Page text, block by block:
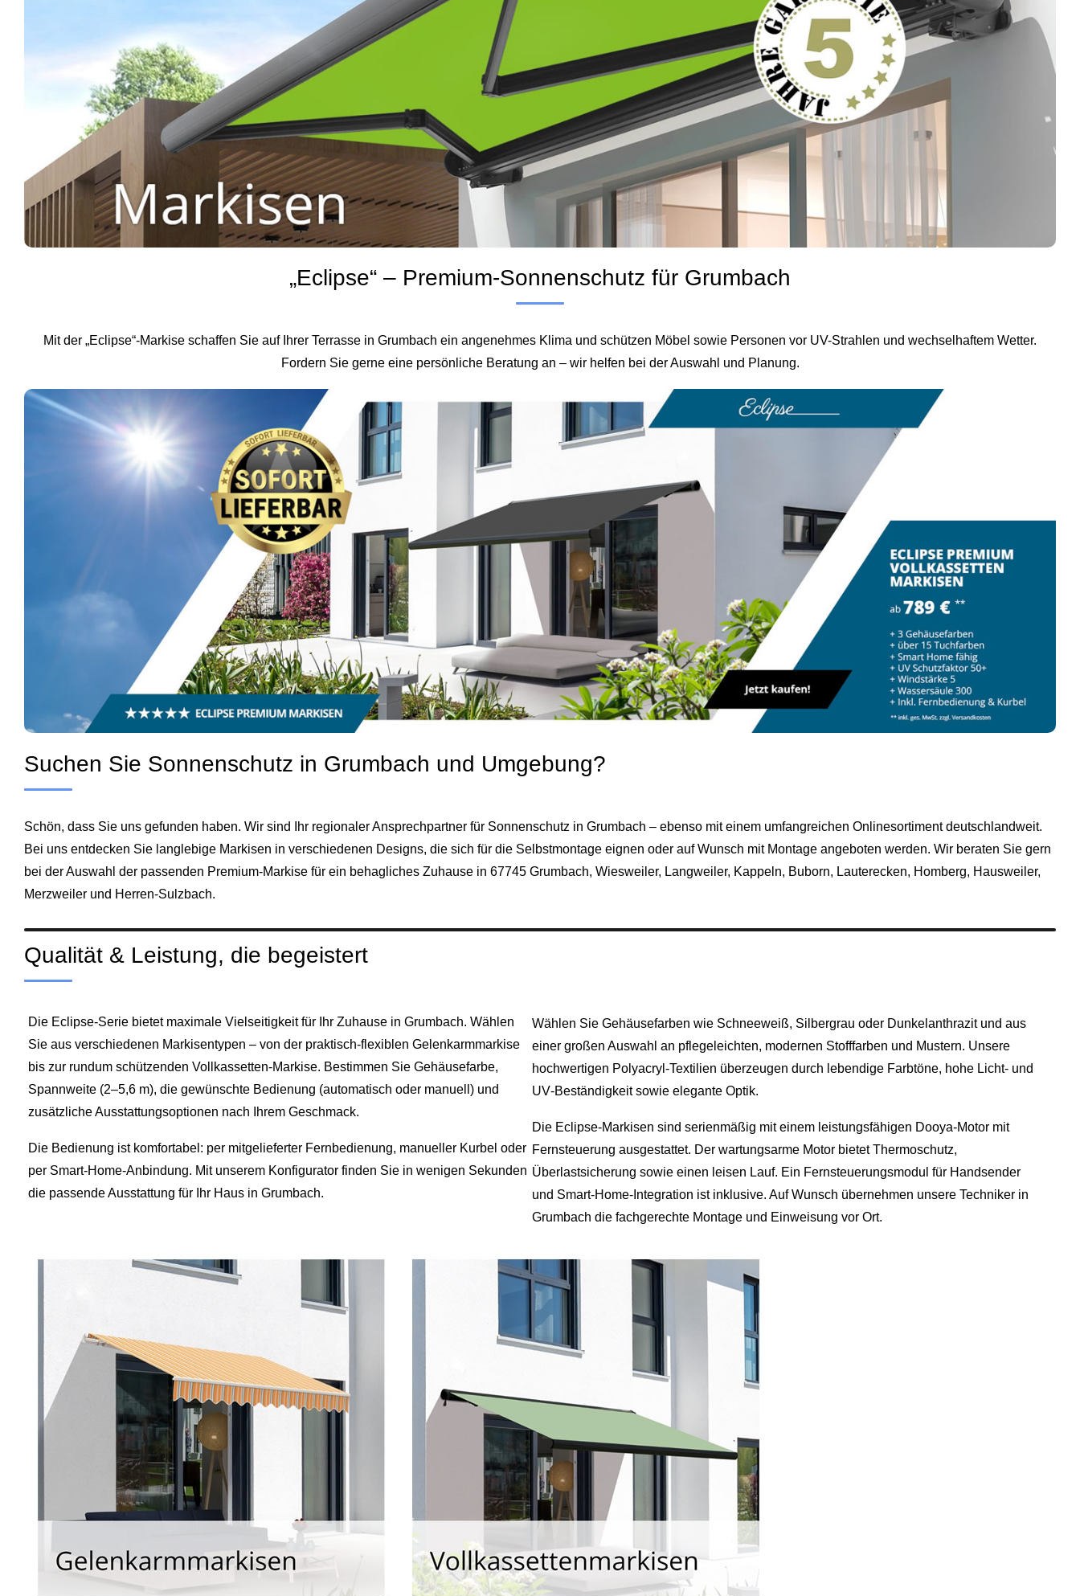
„Eclipse“ – Premium-Sonnenschutz für Grumbach
Mit der „Eclipse“-Markise schaffen Sie auf Ihrer Terrasse in Grumbach ein angenehmes Klima und schützen Möbel sowie Personen vor UV-Strahlen und wechselhaftem Wetter.
Fordern Sie gerne eine persönliche Beratung an – wir helfen bei der Auswahl und Planung.
Suchen Sie Sonnenschutz in Grumbach und Umgebung?
Schön, dass Sie uns gefunden haben. Wir sind Ihr regionaler Ansprechpartner für Sonnenschutz in Grumbach – ebenso mit einem umfangreichen Onlinesortiment deutschlandweit.
Bei uns entdecken Sie langlebige Markisen in verschiedenen Designs, die sich für die Selbstmontage eignen oder auf Wunsch mit Montage angeboten werden. Wir beraten Sie gern
bei der Auswahl der passenden Premium-Markise für ein behagliches Zuhause in 67745 Grumbach, Wiesweiler, Langweiler, Kappeln, Buborn, Lauterecken, Homberg, Hausweiler,
Merzweiler und Herren-Sulzbach.
Qualität & Leistung, die begeistert
Die Eclipse-Serie bietet maximale Vielseitigkeit für Ihr Zuhause in Grumbach. Wählen
Sie aus verschiedenen Markisentypen – von der praktisch-flexiblen Gelenkarmmarkise
bis zur rundum schützenden Vollkassetten-Markise. Bestimmen Sie Gehäusefarbe,
Spannweite (2–5,6 m), die gewünschte Bedienung (automatisch oder manuell) und
zusätzliche Ausstattungsoptionen nach Ihrem Geschmack.
Die Bedienung ist komfortabel: per mitgelieferter Fernbedienung, manueller Kurbel oder
per Smart‑Home‑Anbindung. Mit unserem Konfigurator finden Sie in wenigen Sekunden
die passende Ausstattung für Ihr Haus in Grumbach.
Wählen Sie Gehäusefarben wie Schneeweiß, Silbergrau oder Dunkelanthrazit und aus
einer großen Auswahl an pflegeleichten, modernen Stofffarben und Mustern. Unsere
hochwertigen Polyacryl‑Textilien überzeugen durch lebendige Farbtöne, hohe Licht- und
UV‑Beständigkeit sowie elegante Optik.
Die Eclipse‑Markisen sind serienmäßig mit einem leistungsfähigen Dooya‑Motor mit
Fernsteuerung ausgestattet. Der wartungsarme Motor bietet Thermoschutz,
Überlastsicherung sowie einen leisen Lauf. Ein Fernsteuerungsmodul für Handsender
und Smart‑Home‑Integration ist inklusive. Auf Wunsch übernehmen unsere Techniker in
Grumbach die fachgerechte Montage und Einweisung vor Ort.